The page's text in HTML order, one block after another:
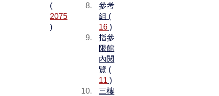
(
2075
)
參考
組 (
16)
指參
限館
內閱
覽 (
11 )
三樓